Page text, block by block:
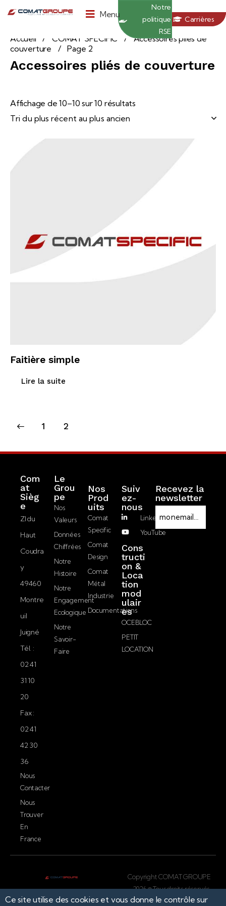
Menu
Notre
politique
RSE
Carrières
Accueil COMAT SPECIFIC
Accessoires pliés de
couverture
Page 2
Accessoires pliés de couverture
Affichage de 10–10 sur 10 résultats
Faitière simple
Lire la suite
1 2
Com
at
Sièg
e
ZI du
Haut
Coudra
y
49460
Montre
uil
Juigné
Tél. :
02 41
31 10
20
Fax :
02 41
42 30
36
Nous
Contacter
Nous
Trouver
En
France
Le
Grou
pe
Nos
Valeurs
Données
Chiffrées
Notre
Histoire
Notre
Engagement
Ecologique
Notre
Savoir-
Faire
Nos
Prod
Uits
Comat
Specific
Comat
Design
Comat
Métal
Industrie
Documentations
Suiv
ez-
nous
LinkedIn
YouTube
Cons
tructi
on &
Loca
tion
mod
ulair
es
OCEBLOC
PETIT
LOCATION
Recevez la
newsletter
-
m
R
G
P
Copyright COMAT GROUPE
2026 © Tous droits réservés.
Conception par
Ce site utilise des cookies et vous donne le contrôle sur